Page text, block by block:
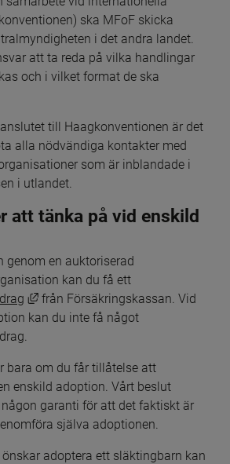
ska MFoF skicka
i det andra landet.
att ta reda på vilka handlingar
och i vilket format de ska
till Haagkonventionen är det
alla nödvändiga kontakter med
som är inblandade i
i utlandet.
att tänka på vid enskild
genom en auktoriserad
Länk till annan webbplats,
från Försäkringskassan. Vid
kan du inte få något
bara om du får tillåtelse att
enskild adoption. Vårt beslut
garanti för att det faktiskt är
själva adoptionen.
adoptera ett släktingbarn kan